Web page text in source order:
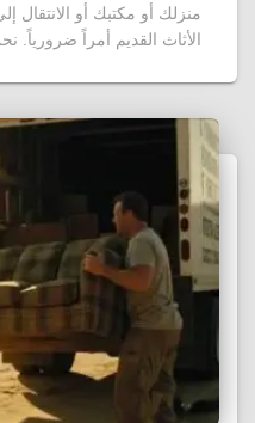
منزلك أو مكتبك أو
الأثاث القديم أمراً ضرورياً.